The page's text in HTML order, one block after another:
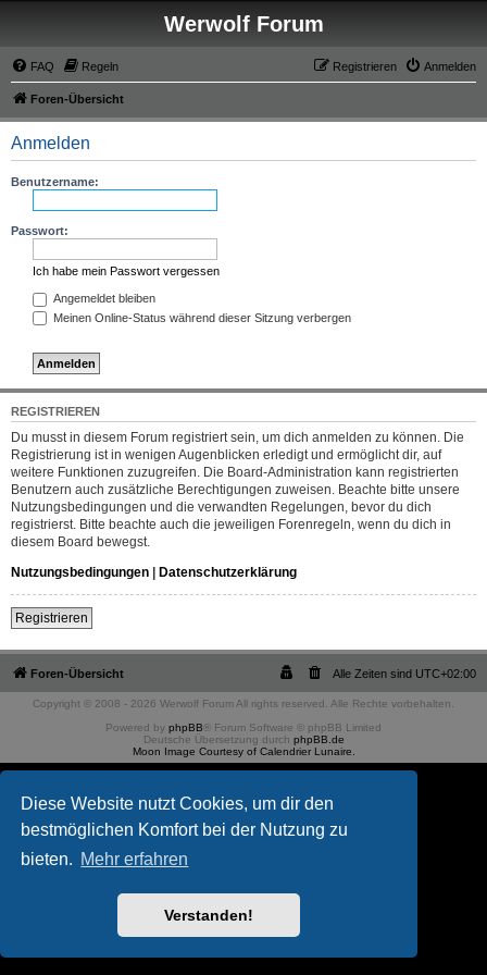
Diese Website nutzt Cookies, um dir den
bestmöglichen Komfort bei der Nutzung zu
bieten. Mehr erfahren
Verstanden!
Werwolf Forum
FAQ Regeln Anmelden
Registrieren
Foren-Übersicht
Anmelden
Benutzername:
Passwort:
Ich habe mein Passwort vergessen
Angemeldet bleiben
Meinen Online-Status während dieser Sitzung verbergen
REGISTRIEREN
Du musst in diesem Forum registriert sein, um dich anmelden zu können. Die
Registrierung ist in wenigen Augenblicken erledigt und ermöglicht dir, auf
weitere Funktionen zuzugreifen. Die Board-Administration kann registrierten
Benutzern auch zusätzliche Berechtigungen zuweisen. Beachte bitte unsere
Nutzungsbedingungen und die verwandten Regelungen, bevor du dich
registrierst. Bitte beachte auch die jeweiligen Forenregeln, wenn du dich in
diesem Board bewegst.
Nutzungsbedingungen | Datenschutzerklärung
Registrieren
Foren-Übersicht Alle Zeiten sind UTC+02:00
Copyright © 2008 - 2026 Werwolf Forum All rights reserved. Alle Rechte vorbehalten.
Powered by phpBB ® Forum Software © phpBB Limited
Deutsche Übersetzung durch phpBB.de
Moon Image Courtesy of Calendrier Lunaire.